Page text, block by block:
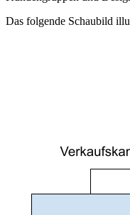
Das folgende Schaubild